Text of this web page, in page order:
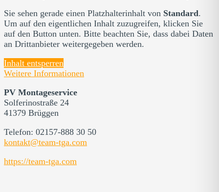
Sie sehen gerade einen Platzhalterinhalt von Standard.
Um auf den eigentlichen Inhalt zuzugreifen, klicken Sie
auf den Button unten. Bitte beachten Sie, dass dabei Daten
an Drittanbieter weitergegeben werden.
Inhalt entsperren
Weitere Informationen
PV Montageservice
Solferinostraße 24
41379 Brüggen
Telefon: 02157-888 30 50
kontakt@team-tga.com
https://team-tga.com